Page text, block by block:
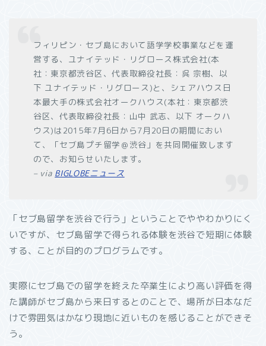
フィリピン・セブ島において語学学校事業などを運
営する、ユナイテッド・リグロース株式会社(本
社：東京都渋谷区、代表取締役社長：呉 宗樹、以
下 ユナイテッド・リグロース)と、シェアハウス日
本最大手の株式会社オークハウス(本社：東京都渋
谷区、代表取締役社長：山中 武志、以下 オークハ
ウス)は2015年7月6日から7月20日の期間におい
て、「セブ島プチ留学＠渋谷」を共同開催致します
ので、お知らせいたします。
– via BIGLOBEニュース
「セブ島留学を渋谷で行う」ということでややわかりにく
いですが、セブ島留学で得られる体験を渋谷で短期に体験
する、ことが目的のプログラムです。
実際にセブ島での留学を終えた卒業生により高い評価を得
た講師がセブ島から来日するとのことで、場所が日本なだ
けで雰囲気はかなり現地に近いものを感じることができそ
う。